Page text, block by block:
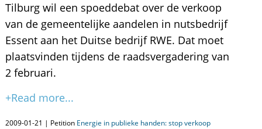
Tilburg wil een spoeddebat over de verkoop
van de gemeentelijke aandelen in nutsbedrijf
Essent aan het Duitse bedrijf RWE. Dat moet
plaatsvinden tijdens de raadsvergadering van
2 februari.
+Read more...
2009-01-21 | Petition Energie in publieke handen: stop verkoop